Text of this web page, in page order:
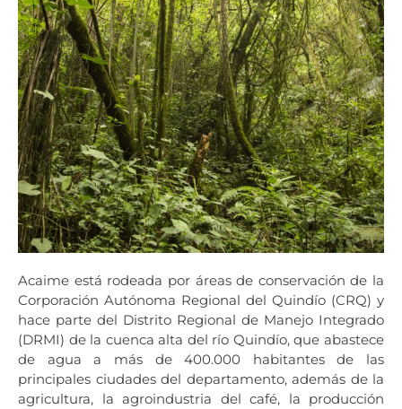
Acaime está rodeada por áreas de conservación de la
Corporación Autónoma Regional del Quindío (CRQ) y
hace parte del Distrito Regional de Manejo Integrado
(DRMI) de la cuenca alta del río Quindío, que abastece
de agua a más de 400.000 habitantes de las
principales ciudades del departamento, además de la
agricultura, la agroindustria del café, la producción